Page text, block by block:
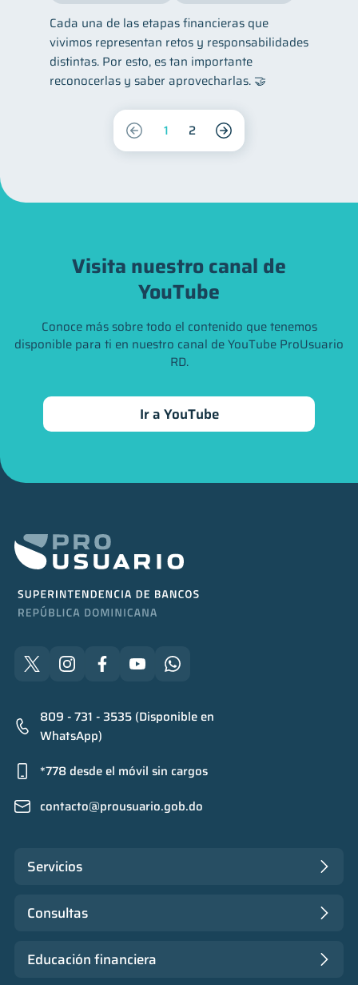
Visita nuestro canal de
YouTube
Conoce más sobre todo el contenido que tenemos
disponible para ti en nuestro canal de YouTube ProUsuario
RD.
Ir a YouTube
Cada una de las etapas financieras que
vivimos representan retos y responsabilidades
distintas. Por esto, es tan importante
reconocerlas y saber aprovecharlas. 🤝
1 2
809 - 731 - 3535 (Disponible en
WhatsApp)
*778 desde el móvil sin cargos
contacto@prousuario.gob.do
Servicios
Consultas
Educación financiera